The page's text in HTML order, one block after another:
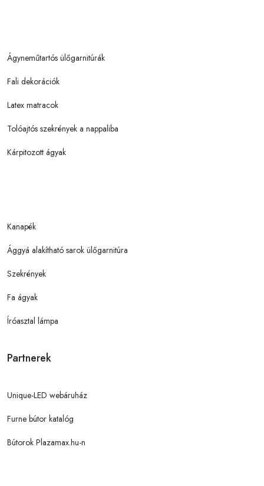
Ágyneműtartós ülőgarnitúrák
Fali dekorációk
Latex matracok
Tolóajtós szekrények a nappaliba
Kárpitozott ágyak
Kanapék
Ággyá alakítható sarok ülőgarnitúra
Szekrények
Fa ágyak
Íróasztal lámpa
Partnerek
Unique-LED webáruház
Furne bútor katalóg
Bútorok Plazamax.hu-n